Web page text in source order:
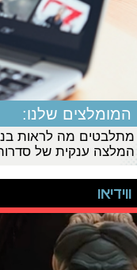
המומלצים שלנו:
מתלבטים מה לראות
המלצה ענקית של
ווידיאו